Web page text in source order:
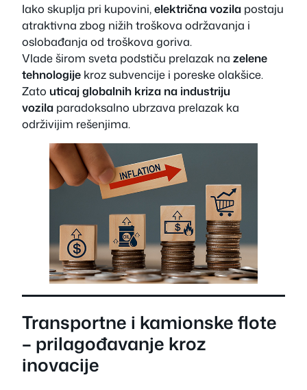
Iako skuplja pri kupovini,električna vozila postaju
atraktivna zbog nižih troškova održavanja i
oslobađanja od troškova goriva.
Vlade širom sveta podstiču prelazak na zelene
tehnologije kroz subvencije i poreske olakšice.
Zato uticaj globalnih kriza na industriju
vozila paradoksalno ubrzava prelazak ka
održivijim rešenjima.
Transportne i kamionske flote
– prilagođavanje kroz
inovacije